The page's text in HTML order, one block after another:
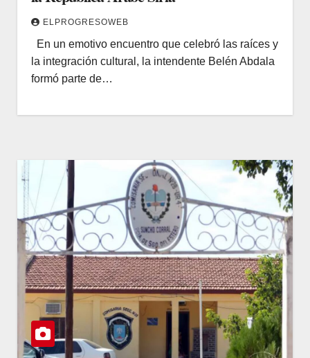
ELPROGRESOWEB
En un emotivo encuentro que celebró las raíces y
la integración cultural, la intendente Belén Abdala
formó parte de…